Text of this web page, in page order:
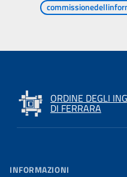
ORDINE DEGLI
DI FERRARA
INFORMAZIONI